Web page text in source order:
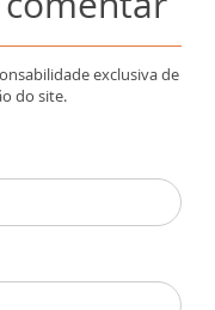
exclusiva de
do site.